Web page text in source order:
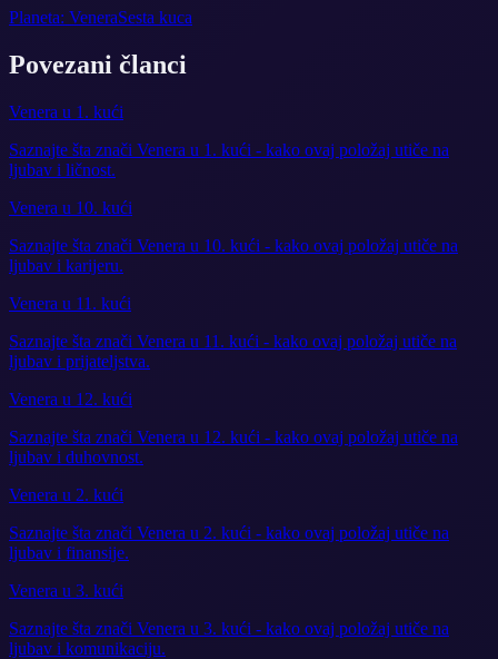
Planeta: VeneraSesta kuca
Povezani članci
Venera u 1. kući
Saznajte šta znači Venera u 1. kući - kako ovaj položaj utiče na
ljubav i ličnost.
Venera u 10. kući
Saznajte šta znači Venera u 10. kući - kako ovaj položaj utiče na
ljubav i karijeru.
Venera u 11. kući
Saznajte šta znači Venera u 11. kući - kako ovaj položaj utiče na
ljubav i prijateljstva.
Venera u 12. kući
Saznajte šta znači Venera u 12. kući - kako ovaj položaj utiče na
ljubav i duhovnost.
Venera u 2. kući
Saznajte šta znači Venera u 2. kući - kako ovaj položaj utiče na
ljubav i finansije.
Venera u 3. kući
Saznajte šta znači Venera u 3. kući - kako ovaj položaj utiče na
ljubav i komunikaciju.